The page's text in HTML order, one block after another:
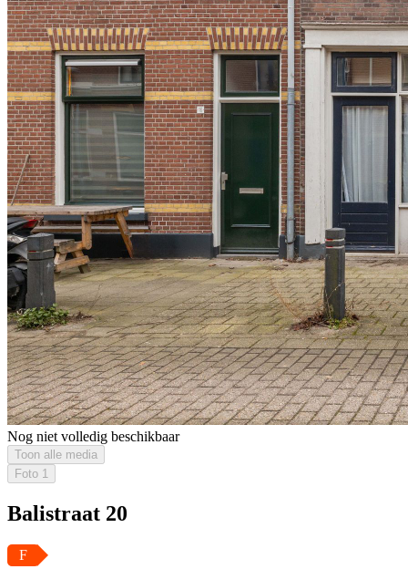
Nog niet volledig beschikbaar
Toon alle media
Foto 1
Balistraat 20
F